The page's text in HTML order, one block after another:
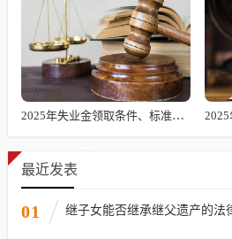
2025年失业金领取条件、标准及发放时长解析
最近发表
01 继子女能否继承继父遗产的法